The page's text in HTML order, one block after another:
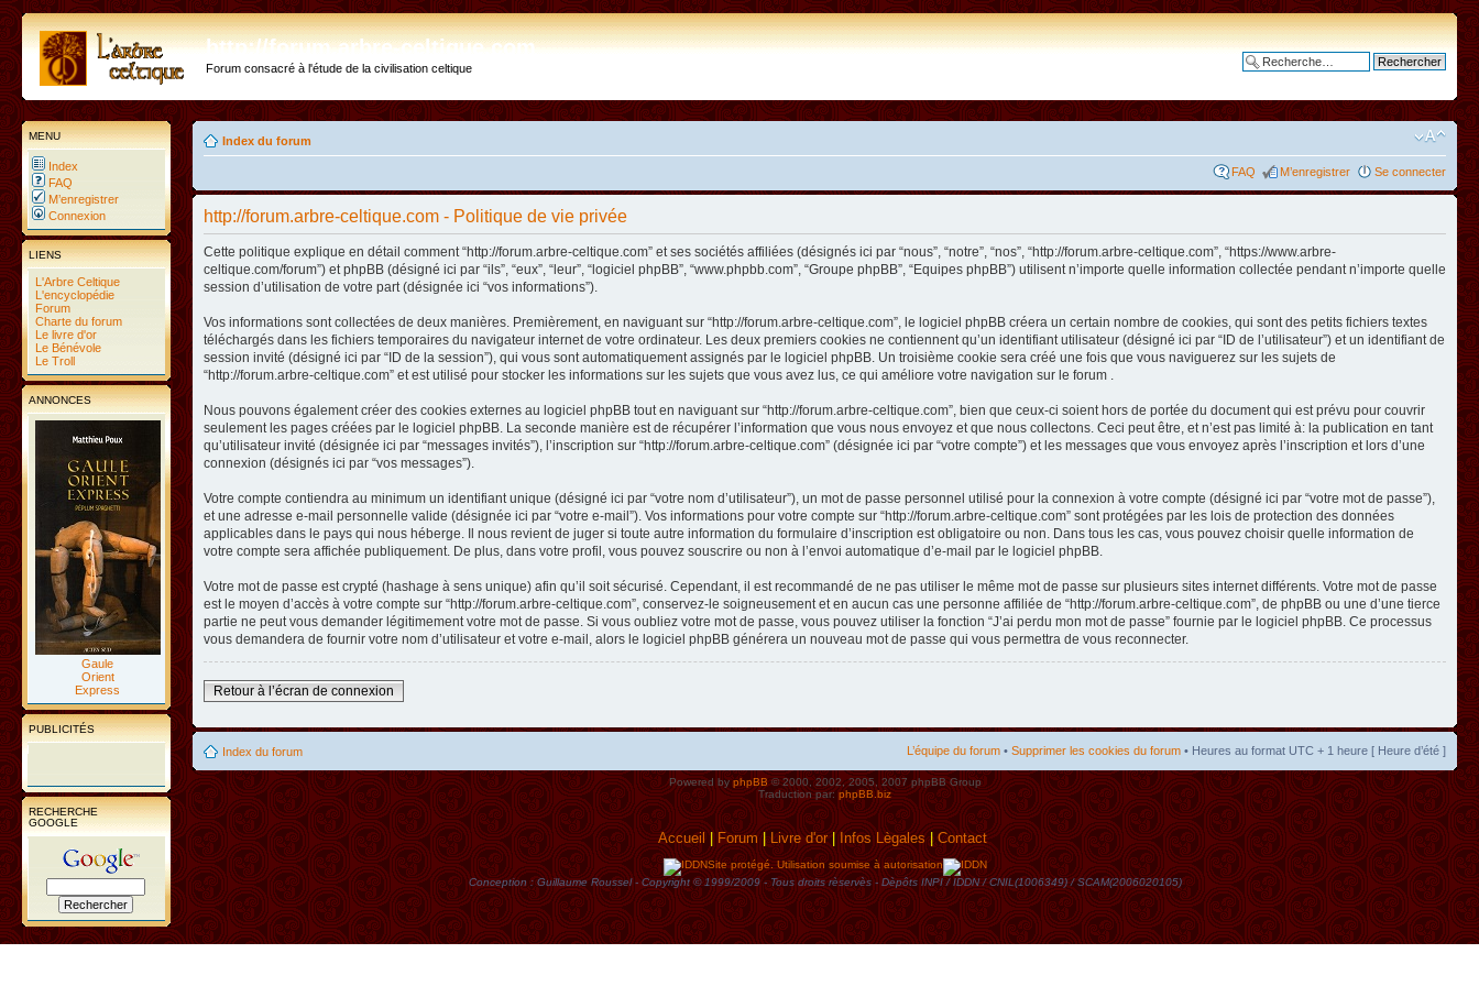
http://forum.arbre-celtique.com
Forum consacré à l'étude de la civilisation celtique
MENU
Index
FAQ
M’enregistrer
Connexion
LIENS
L'Arbre Celtique
L'encyclopédie
Forum
Charte du forum
Le livre d'or
Le Bénévole
Le Troll
ANNONCES
Gaule
Orient
Express
PUBLICITÉS
RECHERCHE
GOOGLE
Index du forum
FAQ M’enregistrer Se connecter
http://forum.arbre-celtique.com - Politique de vie privée
Cette politique explique en détail comment “http://forum.arbre-celtique.com” et ses sociétés affiliées (désignés ici par “nous”, “notre”, “nos”, “http://forum.arbre-celtique.com”, “https://www.arbre-
celtique.com/forum”) et phpBB (désigné ici par “ils”, “eux”, “leur”, “logiciel phpBB”, “www.phpbb.com”, “Groupe phpBB”, “Equipes phpBB”) utilisent n’importe quelle information collectée pendant n’importe quelle
session d’utilisation de votre part (désignée ici “vos informations”).
Vos informations sont collectées de deux manières. Premièrement, en naviguant sur “http://forum.arbre-celtique.com”, le logiciel phpBB créera un certain nombre de cookies, qui sont des petits fichiers textes
téléchargés dans les fichiers temporaires du navigateur internet de votre ordinateur. Les deux premiers cookies ne contiennent qu’un identifiant utilisateur (désigné ici par “ID de l’utilisateur”) et un identifiant de
session invité (désigné ici par “ID de la session”), qui vous sont automatiquement assignés par le logiciel phpBB. Un troisième cookie sera créé une fois que vous naviguerez sur les sujets de
“http://forum.arbre-celtique.com” et est utilisé pour stocker les informations sur les sujets que vous avez lus, ce qui améliore votre navigation sur le forum .
Nous pouvons également créer des cookies externes au logiciel phpBB tout en naviguant sur “http://forum.arbre-celtique.com”, bien que ceux-ci soient hors de portée du document qui est prévu pour couvrir
seulement les pages créées par le logiciel phpBB. La seconde manière est de récupérer l’information que vous nous envoyez et que nous collectons. Ceci peut être, et n’est pas limité à: la publication en tant
qu’utilisateur invité (désignée ici par “messages invités”), l’inscription sur “http://forum.arbre-celtique.com” (désignée ici par “votre compte”) et les messages que vous envoyez après l’inscription et lors d’une
connexion (désignés ici par “vos messages”).
Votre compte contiendra au minimum un identifiant unique (désigné ici par “votre nom d’utilisateur”), un mot de passe personnel utilisé pour la connexion à votre compte (désigné ici par “votre mot de passe”),
et une adresse e-mail personnelle valide (désignée ici par “votre e-mail”). Vos informations pour votre compte sur “http://forum.arbre-celtique.com” sont protégées par les lois de protection des données
applicables dans le pays qui nous héberge. Il nous revient de juger si toute autre information du formulaire d’inscription est obligatoire ou non. Dans tous les cas, vous pouvez choisir quelle information de
votre compte sera affichée publiquement. De plus, dans votre profil, vous pouvez souscrire ou non à l’envoi automatique d’e-mail par le logiciel phpBB.
Votre mot de passe est crypté (hashage à sens unique) afin qu’il soit sécurisé. Cependant, il est recommandé de ne pas utiliser le même mot de passe sur plusieurs sites internet différents. Votre mot de passe
est le moyen d’accès à votre compte sur “http://forum.arbre-celtique.com”, conservez-le soigneusement et en aucun cas une personne affiliée de “http://forum.arbre-celtique.com”, de phpBB ou une d’une tierce
partie ne peut vous demander légitimement votre mot de passe. Si vous oubliez votre mot de passe, vous pouvez utiliser la fonction “J’ai perdu mon mot de passe” fournie par le logiciel phpBB. Ce processus
vous demandera de fournir votre nom d’utilisateur et votre e-mail, alors le logiciel phpBB générera un nouveau mot de passe qui vous permettra de vous reconnecter.
Retour à l’écran de connexion
Index du forum L’équipe du forum • Supprimer les cookies du forum • Heures au format UTC + 1 heure [ Heure d’été ]
Powered byphpBB© 2000, 2002, 2005, 2007 phpBB Group
Traduction par:phpBB.biz
Accueil|Forum|Livre d'or|Infos Lègales|Contact
Site protégé. Utilisation soumise à autorisation
Conception : Guillaume Roussel - Copyright © 1999/2009 - Tous droits rèservès - Dèpôts INPI / IDDN / CNIL(1006349) / SCAM(2006020105)